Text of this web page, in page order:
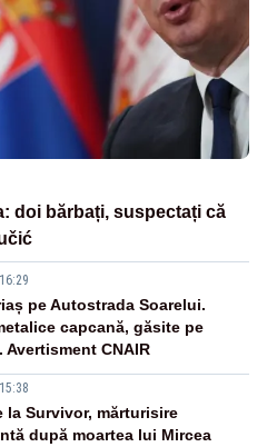
doi bărbați, suspectați că
pe Autostrada Soarelui.
capcană, găsite pe
Avertisment CNAIR
la Survivor, mărturisire
după moartea lui Mircea